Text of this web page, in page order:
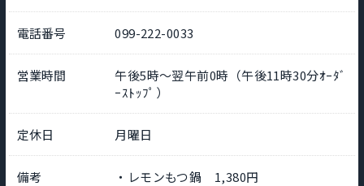
電話番号 099-222-0033
営業時間
午後5時～翌午前0時（午後11時30分ｵｰﾀﾞ
ｰｽﾄｯﾌﾟ）
定休日 月曜日
備考 ・レモンもつ鍋 1,380円